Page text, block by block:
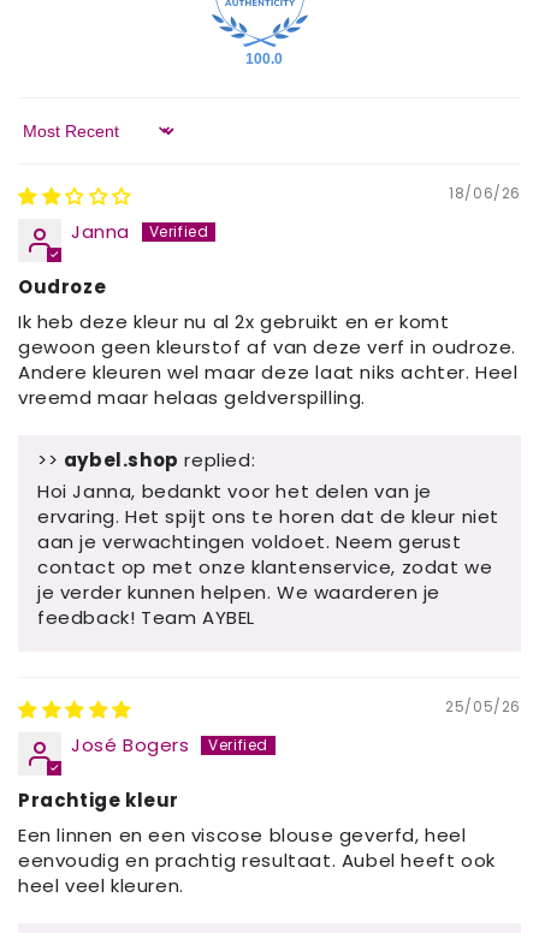
100.0
Sort by
18/06/26
Janna
Oudroze
Ik heb deze kleur nu al 2x gebruikt en er komt
gewoon geen kleurstof af van deze verf in oudroze.
Andere kleuren wel maar deze laat niks achter. Heel
vreemd maar helaas geldverspilling.
>> aybel.shop replied:
Hoi Janna, bedankt voor het delen van je
ervaring. Het spijt ons te horen dat de kleur niet
aan je verwachtingen voldoet. Neem gerust
contact op met onze klantenservice, zodat we
je verder kunnen helpen. We waarderen je
feedback! Team AYBEL
25/05/26
José Bogers
Prachtige kleur
Een linnen en een viscose blouse geverfd, heel
eenvoudig en prachtig resultaat. Aubel heeft ook
heel veel kleuren.